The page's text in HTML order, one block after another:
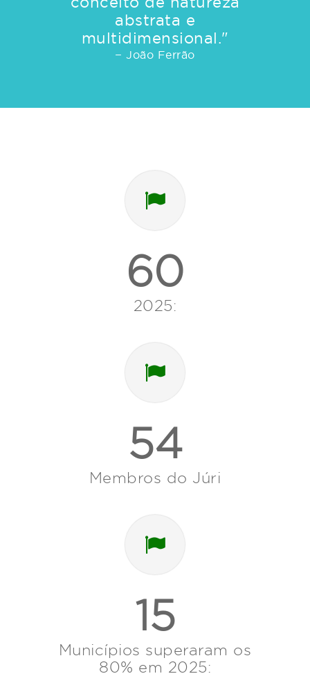
abstrata e
multidimensional."
− João Ferrão
60
2025:
54
Membros do Júri
15
Municípios superaram os
80% em 2025: